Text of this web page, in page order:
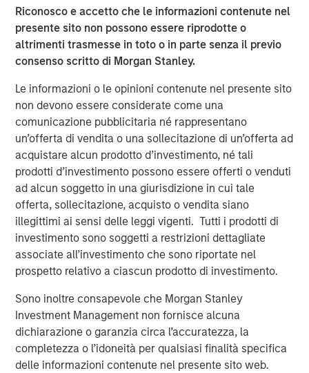
Riconosco e accetto che le informazioni contenute nel
presente sito non possono essere riprodotte o
altrimenti trasmesse in toto o in parte senza il previo
consenso scritto di Morgan Stanley.
Le informazioni o le opinioni contenute nel presente sito
non devono essere considerate come una
comunicazione pubblicitaria né rappresentano
un’offerta di vendita o una sollecitazione di un’offerta ad
acquistare alcun prodotto d’investimento, né tali
prodotti d’investimento possono essere offerti o venduti
ad alcun soggetto in una giurisdizione in cui tale
offerta, sollecitazione, acquisto o vendita siano
illegittimi ai sensi delle leggi vigenti. Tutti i prodotti di
investimento sono soggetti a restrizioni dettagliate
associate all’investimento che sono riportate nel
prospetto relativo a ciascun prodotto di investimento.
Sono inoltre consapevole che Morgan Stanley
Investment Management non fornisce alcuna
dichiarazione o garanzia circa l’accuratezza, la
completezza o l’idoneità per qualsiasi finalità specifica
delle informazioni contenute nel presente sito web.
sometimes lead to higher fees, contrary to the expected
reduction. The study emphasizes the importance of
understanding the interplay between expected returns,
volatility, and correlation between individual funds, as
netting.
Implications for Investors
Investors must carefully consider the structure of their
private investment portfolios and the specific fee
arrangements in place. We suggest that while fee netting
may offer benefits in certain contexts, it is not universally
advantageous. Investors should evaluate the expected
characteristics of their investments, including return
distributions and the presence of catch-up provisions, to
determine whether fee netting aligns with their financial
goals.
In conclusion, this paper invites investors to reassess
their assumptions about performance fee netting in
private investments. By understanding the nuanced
effects of catch-up provisions and other factors,
investors can make more informed decisions about their